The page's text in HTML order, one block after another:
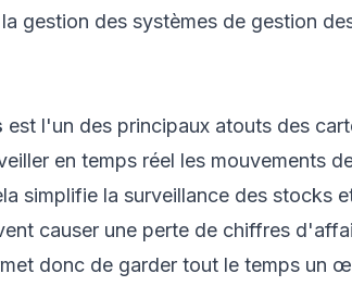
gestion des systèmes de gestion
est l'un des principaux atouts des
en temps réel les mouvements
simplifie la surveillance des stocks
causer une perte de chiffres
donc de garder tout le temps un